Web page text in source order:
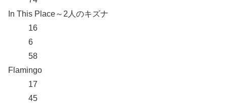
In This Place～2人のキズナ
16
6
58
Flamingo
17
45